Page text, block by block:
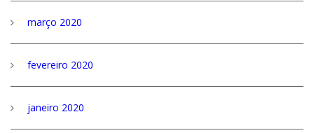
março 2020
fevereiro 2020
janeiro 2020